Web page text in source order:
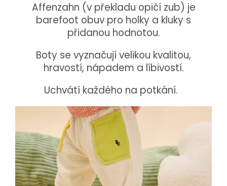
Affenzahn (v překladu opičí zub) je
barefoot obuv pro holky a kluky s
přidanou hodnotou.
Boty se vyznačují velikou kvalitou,
hravostí, nápadem a líbivostí.
Uchvátí každého na potkání.